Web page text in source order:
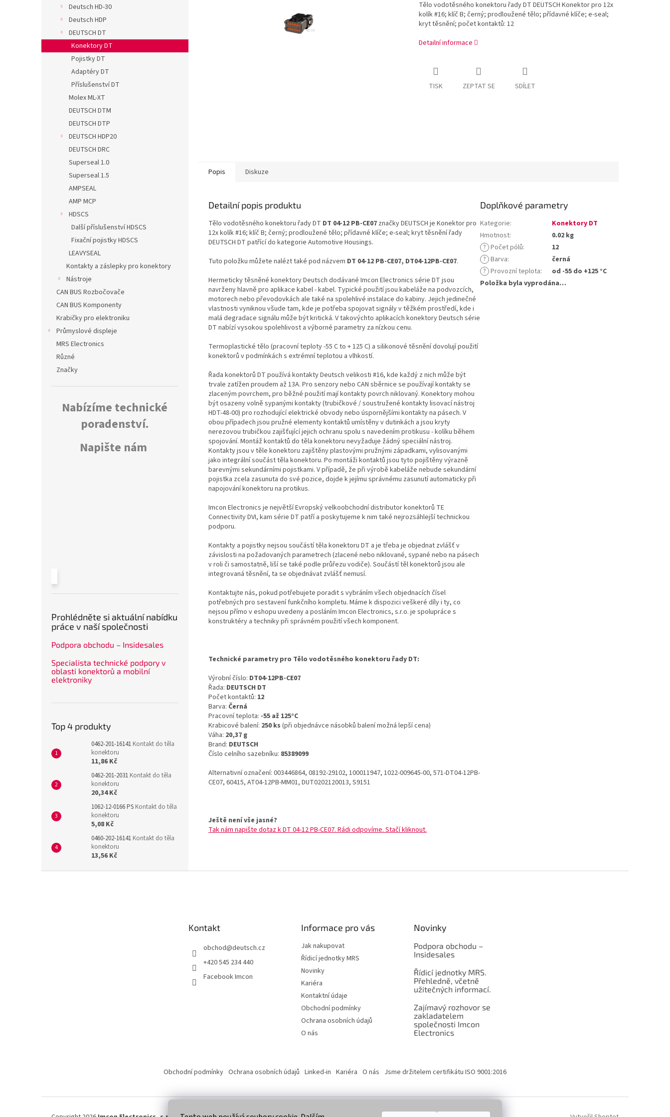
Deutsch HD-30
Deutsch HDP
DEUTSCH DT
Konektory DT
Pojistky DT
Adaptéry DT
Příslušenství DT
Molex ML-XT
DEUTSCH DTM
DEUTSCH DTP
DEUTSCH HDP20
DEUTSCH DRC
Superseal 1.0
Superseal 1.5
AMPSEAL
AMP MCP
HDSCS
Další příslušenství HDSCS
Fixační pojistky HDSCS
LEAVYSEAL
Kontakty a záslepky pro konektory
Nástroje
CAN BUS Rozbočovače
CAN BUS Komponenty
Krabičky pro elektroniku
Průmyslové displeje
MRS Electronics
Různé
Značky
Nabízíme technické
poradenství.
Napište nám
Prohlédněte si aktuální nabídku
práce v naší společnosti
Podpora obchodu – Insidesales
Specialista technické podpory v
oblasti konektorů a mobilní
elektroniky
Top 4 produkty
0462-201-16141 Kontakt do těla
konektoru
11,86 Kč
0462-201-2031 Kontakt do těla
konektoru
20,34 Kč
1062-12-0166 PS Kontakt do těla
konektoru
5,08 Kč
0460-202-16141 Kontakt do těla
konektoru
13,56 Kč
Tělo vodotěsného konektoru řady DT DEUTSCH Konektor pro 12x
kolík #16; klíč B; černý; prodloužené tělo; přídavné klíče; e-seal;
kryt těsnění; počet kontaktů: 12
Detailní informace
TISK ZEPTAT SE SDÍLET
Popis Diskuze
Detailní popis produktu
Tělo vodotěsného konektoru řady DT DT 04-12 PB-CE07 značky DEUTSCH je Konektor pro
12x kolík #16; klíč B; černý; prodloužené tělo; přídavné klíče; e-seal; kryt těsnění řady
DEUTSCH DT patřící do kategorie Automotive Housings.
Tuto položku můžete nalézt také pod názvem DT 04-12 PB-CE07, DT04-12PB-CE07.
Hermeticky těsněné konektory Deutsch dodávané Imcon Electronics série DT jsou
navrženy hlavně pro aplikace kabel - kabel. Typické použití jsou kabeláže na podvozcích,
motorech nebo převodovkách ale také na spolehlivé instalace do kabiny. Jejich jedinečné
vlastnosti vyniknou všude tam, kde je potřeba spojovat signály v těžkém prostředí, kde i
malá degradace signálu může být kritická. V takovýchto aplikacích konektory Deutsch série
DT nabízí vysokou spolehlivost a výborné parametry za nízkou cenu.
Termoplastické tělo (pracovní teploty -55 C to + 125 C) a silikonové těsnění dovolují použití
konektorů v podmínkách s extrémní teplotou a vlhkostí.
Řada konektorů DT používá kontakty Deutsch velikosti #16, kde každý z nich může být
trvale zatížen proudem až 13A. Pro senzory nebo CAN sběrnice se používají kontakty se
zlaceným povrchem, pro běžné použití mají kontakty povrch niklovaný. Konektory mohou
být osazeny volně sypanými kontakty (trubičkové / soustružené kontakty lisovací nástroj
HDT-48-00) pro rozhodující elektrické obvody nebo úspornějšími kontakty na pásech. V
obou případech jsou pružné elementy kontaktů umístěny v dutinkách a jsou kryty
nerezovou trubičkou zajišťující jejich ochranu spolu s navedením protikusu - kolíku během
spojování. Montáž kontaktů do těla konektoru nevyžaduje žádný speciální nástroj.
Kontakty jsou v těle konektoru zajištěny plastovými pružnými západkami, vylisovanými
jako integrální součást těla konektoru. Po montáži kontaktů jsou tyto pojištěny výrazně
barevnými sekundárními pojistkami. V případě, že při výrobě kabeláže nebude sekundární
pojistka zcela zasunuta do své pozice, dojde k jejímu správnému zasunutí automaticky při
napojování konektoru na protikus.
Imcon Electronics je největší Evropský velkoobchodní distributor konektorů TE
Connectivity DVI, kam série DT patří a poskytujeme k nim také nejrozsáhlejší technickou
podporu.
Kontakty a pojistky nejsou součástí těla konektoru DT a je třeba je objednat zvlášť v
závislosti na požadovaných parametrech (zlacené nebo niklované, sypané nebo na pásech
v roli či samostatně, liší se také podle průřezu vodiče). Součástí těl konektorů jsou ale
integrovaná těsnění, ta se objednávat zvlášť nemusí.
Kontaktujte nás, pokud potřebujete poradit s vybráním všech objednacích čísel
potřebných pro sestavení funkčního kompletu. Máme k dispozici veškeré díly i ty, co
nejsou přímo v eshopu uvedeny a posláním Imcon Electronics, s.r.o. je spolupráce s
konstruktéry a techniky při správném použití všech komponent.
Technické parametry pro Tělo vodotěsného konektoru řady DT:
Výrobní číslo: DT04-12PB-CE07
Řada: DEUTSCH DT
Počet kontaktů: 12
Barva: Černá
Pracovní teplota: -55 až 125°C
Krabicové balení: 250 ks (při objednávce násobků balení možná lepší cena)
Váha: 20,37 g
Brand: DEUTSCH
Číslo celního sazebníku: 85389099
Alternativní označení: 003446864, 08192-29102, 100011947, 1022-009645-00, 571-DT04-12PB-
CE07, 60415, AT04-12PB-MM01, DUT0202120013, S9151
Ještě není vše jasné?
Tak nám napište dotaz k DT 04-12 PB-CE07. Rádi odpovíme. Stačí kliknout.
Doplňkové parametry
Kategorie:
Konektory DT
Hmotnost:
0.02 kg
? Počet pólů:
12
? Barva:
černá
? Provozní teplota:
od -55 do +125 °C
Položka byla vyprodána…
Kontakt
obchod@deutsch.cz
+420 545 234 440
Facebook Imcon
Informace pro vás
Jak nakupovat
Řídicí jednotky MRS
Novinky
Kariéra
Kontaktní údaje
Obchodní podmínky
Ochrana osobních údajů
O nás
Novinky
Podpora obchodu –
Insidesales
Řídicí jednotky MRS.
Přehledně, včetně
užitečných informací.
Zajímavý rozhovor se
zakladatelem
společnosti Imcon
Electronics
Obchodní podmínky Ochrana osobních údajů Linked-in Kariéra O nás Jsme držitelem certifikátu ISO 9001:2016